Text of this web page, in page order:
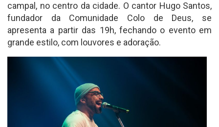
campal, no centro da cidade. O cantor Hugo Santos,
fundador da Comunidade Colo de Deus, se
apresenta a partir das 19h, fechando o evento em
grande estilo, com louvores e adoração.